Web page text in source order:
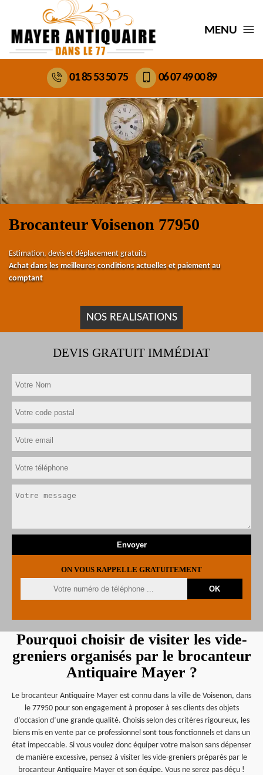
MENU
01 85 53 50 75 06 07 49 00 89
Brocanteur Voisenon 77950
Estimation, devis et déplacement gratuits
Achat dans les meilleures conditions actuelles et paiement au
comptant
NOS REALISATIONS
DEVIS GRATUIT IMMÉDIAT
ON VOUS RAPPELLE GRATUITEMENT
Pourquoi choisir de visiter les vide-
greniers organisés par le brocanteur
Antiquaire Mayer ?
Le brocanteur Antiquaire Mayer est connu dans la ville de Voisenon, dans
le 77950 pour son engagement à proposer à ses clients des objets
d’occasion d’une grande qualité. Choisis selon des critères rigoureux, les
biens mis en vente par ce professionnel sont tous fonctionnels et dans un
état impeccable. Si vous voulez donc équiper votre maison sans dépenser
de manière excessive, pensez à visiter les vide-greniers préparés par le
brocanteur Antiquaire Mayer et son équipe. Vous ne serez pas déçu !